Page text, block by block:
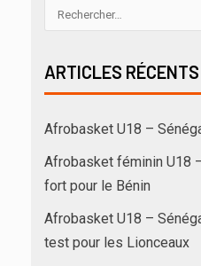
ARTICLES RÉCENTS
Afrobasket U18 –
Afrobasket féminin U18
fort pour le Bénin
Afrobasket U18 –
test pour les Lionceaux